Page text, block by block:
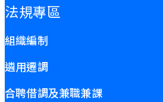
法規專區
組織編制
遴用遷調
合聘借調及兼職兼課